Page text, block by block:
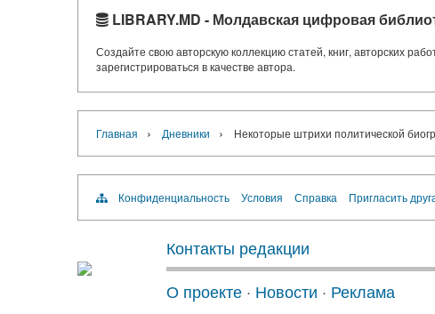
LIBRARY.MD - Молдавская цифровая
Создайте свою авторскую коллекцию статей, книг, авторских
зарегистрироваться в качестве автора.
Главная › Дневники › Некоторые штрихи политической
Конфиденциальность Условия Справка Пригласить
Контакты редакции
О проекте · Новости · Реклама